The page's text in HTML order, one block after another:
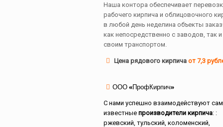
Наша контора обеспечивает
рабочего кирпича и облицовочного
в любой день неделина объекты
как непосредственно с заводов, так и
своим транспортом.
Цена рядового кирпичаот 7,3
ООО «ПрофКирпич»
С нами успешно взаимодействуют
известные производители кирпича: :
ржевский, тульский, коломенский,